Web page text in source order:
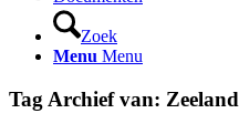
Zoek
Menu Menu
Tag Archief van: Zeeland